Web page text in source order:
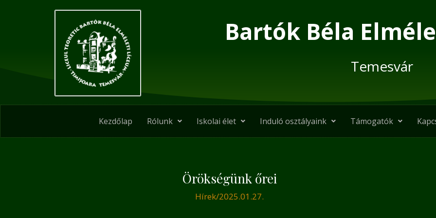
Bartók Béla
Temesvár
Kezdőlap Rólunk Iskolai élet Induló osztályaink Támogatók
Örökségünk őrei
Hírek/2025.01.27.